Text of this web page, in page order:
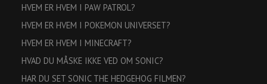
HVEM ER HVEM I PAW PATROL?
HVEM ER HVEM I POKEMON UNIVERSET?
HVEM ER HVEM I MINECRAFT?
HVAD DU MÅSKE IKKE VED OM SONIC?
HAR DU SET SONIC THE HEDGEHOG FILMEN?